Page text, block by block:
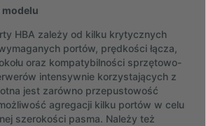
HBA zależy od kilku krytycznych
portów, prędkości łącza,
oraz kompatybilności sprzętowo-
intensywnie korzystających z
jest zarówno przepustowość
agregacji kilku portów w celu
szerokości pasma. Należy też